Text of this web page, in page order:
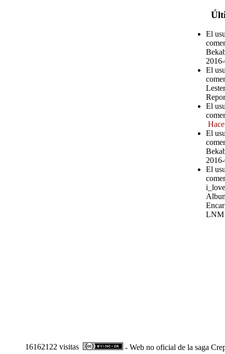
El
El
El
El
El
LNM
16162122 visitas
- Web no oficial de la saga